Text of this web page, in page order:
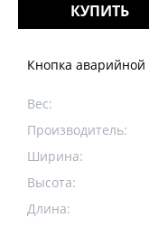
КУПИТЬ
Кнопка аварийной
Вес:
Производитель:
Ширина:
Высота:
Длина: